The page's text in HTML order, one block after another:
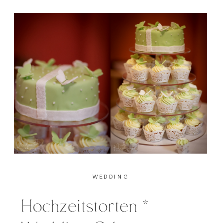
Messe festzuhalten. Ich war vorher
noch nie im Papiersaal und war
von der Lokalität und deren
Ambiente begeistert! Mit knapp
20 Ausstellern war die Messe zwar
[…]
Hochzeitstorten *
WEDDING